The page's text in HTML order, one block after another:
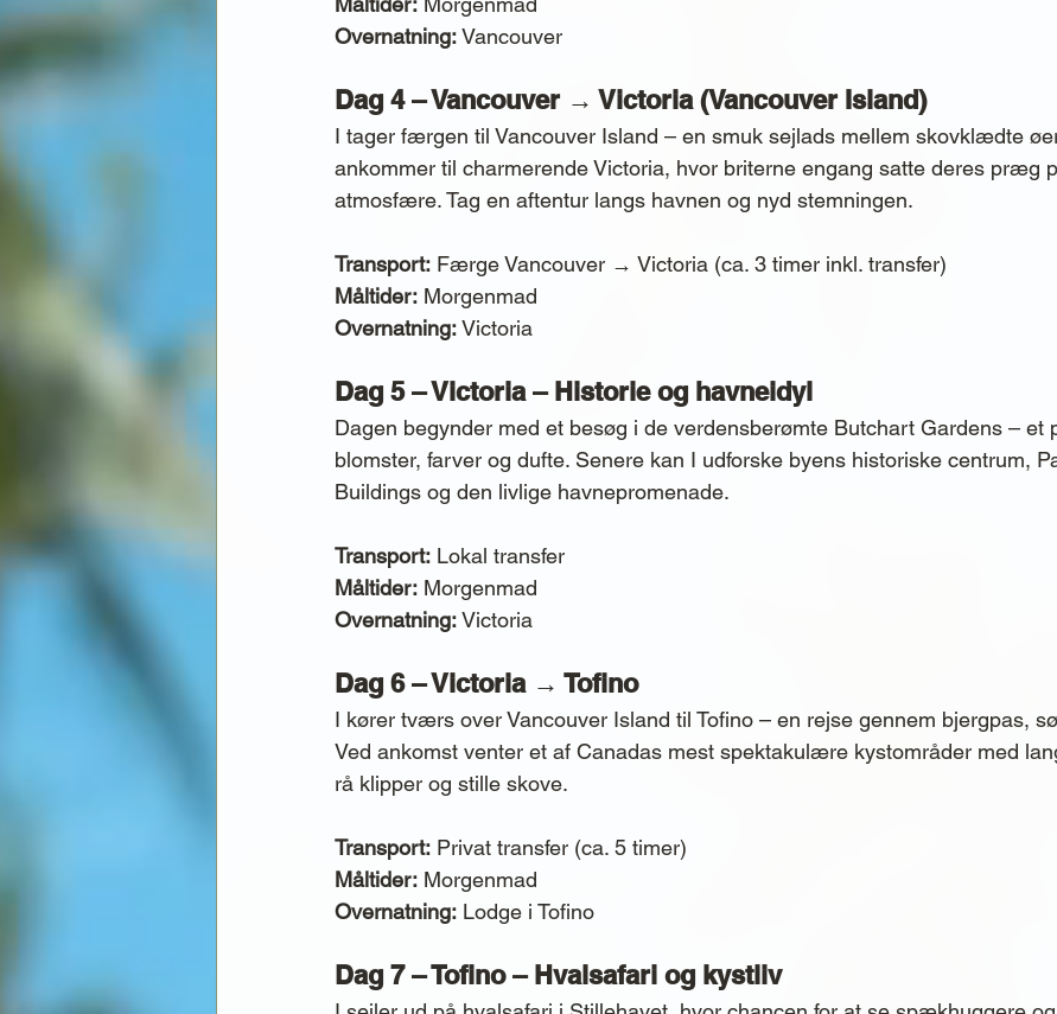
Overnatning: Vancouver
Dag 4 – Vancouver → Victoria (Vancouver Island)
I tager færgen til Vancouver Island – en smuk sejlads mellem skovklædte
ankommer til charmerende Victoria, hvor briterne engang satte deres præg
atmosfære. Tag en aftentur langs havnen og nyd stemningen.
Transport: Færge Vancouver → Victoria (ca. 3 timer inkl. transfer)
Måltider: Morgenmad
Overnatning: Victoria
Dag 5 – Victoria – Historie og havneidyl
Dagen begynder med et besøg i de verdensberømte Butchart Gardens – et
blomster, farver og dufte. Senere kan I udforske byens historiske centrum,
Buildings og den livlige havnepromenade.
Transport: Lokal transfer
Måltider: Morgenmad
Overnatning: Victoria
Dag 6 – Victoria → Tofino
I kører tværs over Vancouver Island til Tofino – en rejse gennem bjergpas,
Ved ankomst venter et af Canadas mest spektakulære kystområder med
rå klipper og stille skove.
Transport: Privat transfer (ca. 5 timer)
Måltider: Morgenmad
Overnatning: Lodge i Tofino
Dag 7 – Tofino – Hvalsafari og kystliv